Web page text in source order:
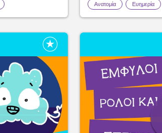
Ανατομία Ευημερία